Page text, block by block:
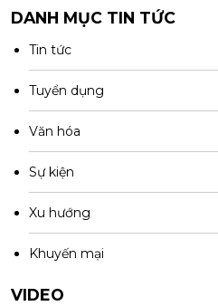
DANH MỤC TIN TỨC
Tin tức
Tuyển dụng
Văn hóa
Sự kiện
Xu hướng
Khuyến mại
VIDEO